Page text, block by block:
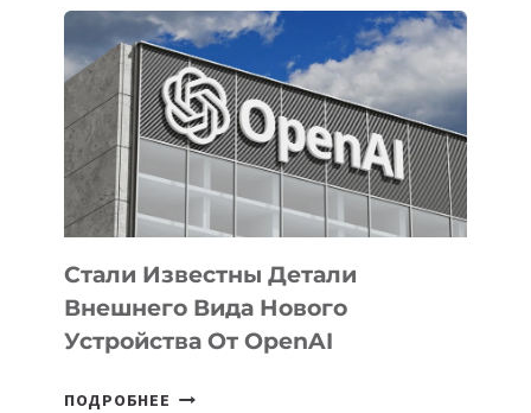
ПРИОРИТЕТНЫЕ
ЗАДАЧИ
ПО
РАЗВИТИЮ
ЭКОСИСТЕМЫ
ИСКУССТВЕННОГО
ИНТЕЛЛЕКТА
Стали Известны Детали
Внешнего Вида Нового
Устройства От OpenAI
ПОДРОБНЕЕ СТАЛИ